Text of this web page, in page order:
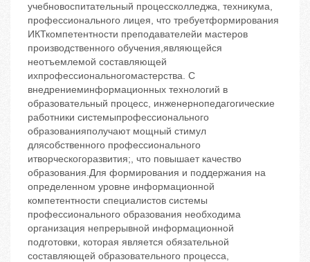
учебновоспитательный процессколледжа, техникума,
профессионального лицея, что требуетформирования
ИКТкомпетентности преподавателейи мастеров
производственного обучения,являющейся
неотъемлемой составляющей
ихпрофессиональногомастерства. С
внедрениеминформационных технологий в
образовательный процесс, инженернопедагогические
работники системыпрофессионального
образованияполучают мощный стимул
длясобственного профессионального
итворческогоразвития;, что повышает качество
образования.Для формирования и поддержания на
определенном уровне информационной
компетентности специалистов системы
профессионального образования необходима
организация непрерывной информационной
подготовки, которая является обязательной
составляющей образовательного процесса,